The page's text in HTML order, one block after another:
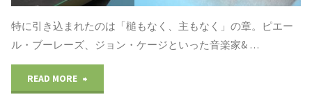
特に引き込まれたのは「槌もなく、主もなく」の章。ピエー
ル・ブーレーズ、ジョン・ケージといった音楽家& …
READ MORE